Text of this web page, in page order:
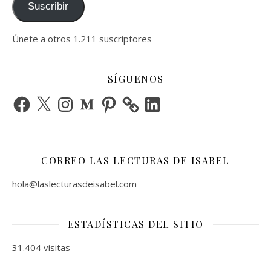
Suscribir
Únete a otros 1.211 suscriptores
SÍGUENOS
Facebook
X InstagramMediumPinterest LinkedIn
CORREO LAS LECTURAS DE ISABEL
hola@laslecturasdeisabel.com
ESTADÍSTICAS DEL SITIO
31.404 visitas